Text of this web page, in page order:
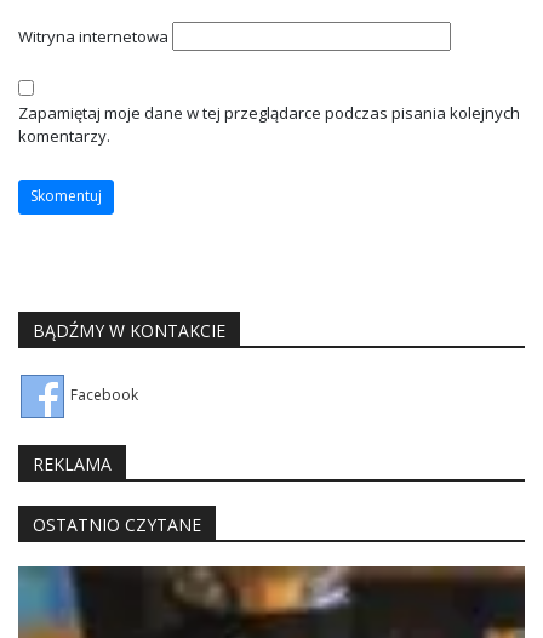
Witryna internetowa
Zapamiętaj moje dane w tej przeglądarce podczas pisania kolejnych
komentarzy.
BĄDŹMY W KONTAKCIE
Facebook
REKLAMA
OSTATNIO CZYTANE